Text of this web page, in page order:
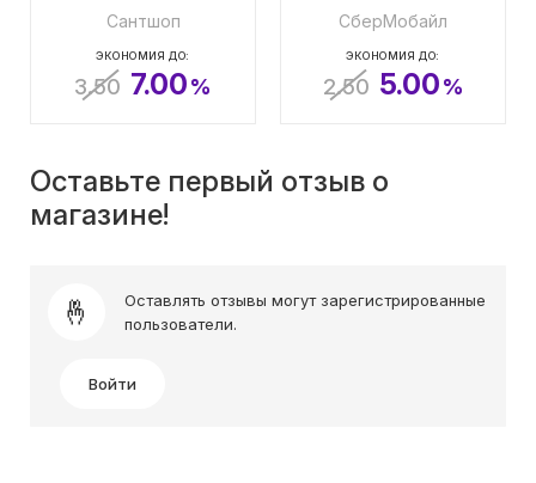
Сантшоп
ЭКОНОМИЯ ДО:
3.50 7.00%
СберМобайл
ЭКОНОМИЯ ДО:
2.50 5.00%
Оставьте первый отзыв о
магазине!
Оставлять отзывы могут зарегистрированные
пользователи.
Войти